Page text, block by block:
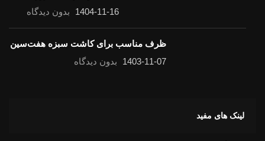
1404-11-16
بدون دیدگاه
ظرف مناسب برای کاشت سبزه هفت‌سین
1403-11-07
بدون دیدگاه
لینک های مفید